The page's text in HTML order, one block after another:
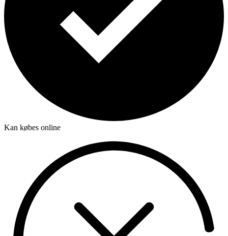
Kan købes online